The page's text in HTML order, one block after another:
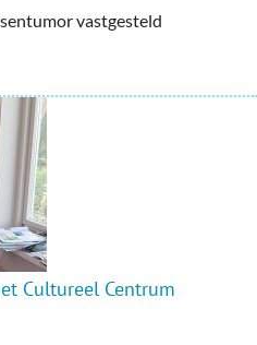
vastgesteld
Cultureel Centrum